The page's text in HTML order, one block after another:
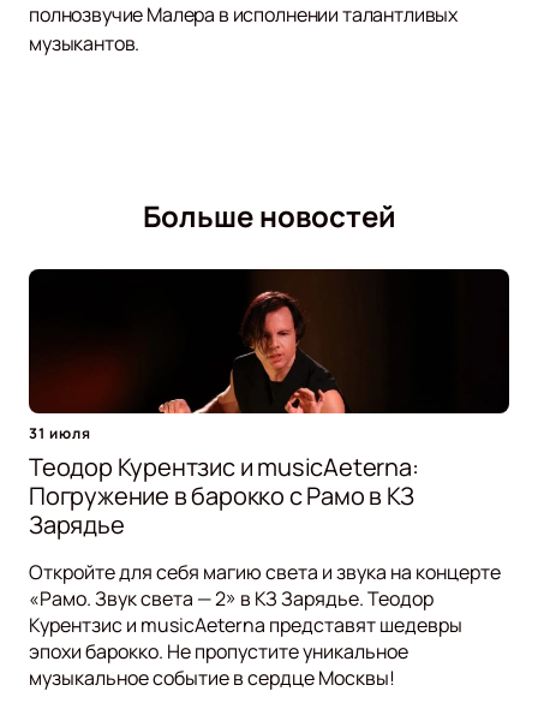
полнозвучие Малера в исполнении талантливых
музыкантов.
Больше новостей
31 июля
Теодор Курентзис и musicAeterna:
Погружение в барокко с Рамо в КЗ
Зарядье
Откройте для себя магию света и звука на концерте
«Рамо. Звук света — 2» в КЗ Зарядье. Теодор
Курентзис и musicAeterna представят шедевры
эпохи барокко. Не пропустите уникальное
музыкальное событие в сердце Москвы!